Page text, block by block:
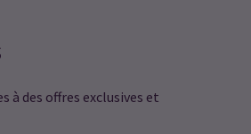
à des offres exclusives et